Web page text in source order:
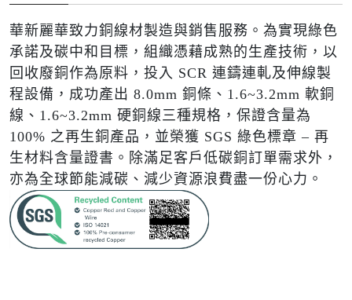
華新麗華致力銅線材製造與銷售服務。為實現綠色
承諾及碳中和目標，組織憑藉成熟的生產技術，以
回收廢銅作為原料，投入 SCR 連鑄連軋及伸線製
程設備，成功產出 8.0mm 銅條、1.6~3.2mm 軟銅
線、1.6~3.2mm 硬銅線三種規格，保證含量為
100% 之再生銅產品，並榮獲 SGS 綠色標章 – 再
生材料含量證書。除滿足客戶低碳銅訂單需求外，
亦為全球節能減碳、減少資源浪費盡一份心力。